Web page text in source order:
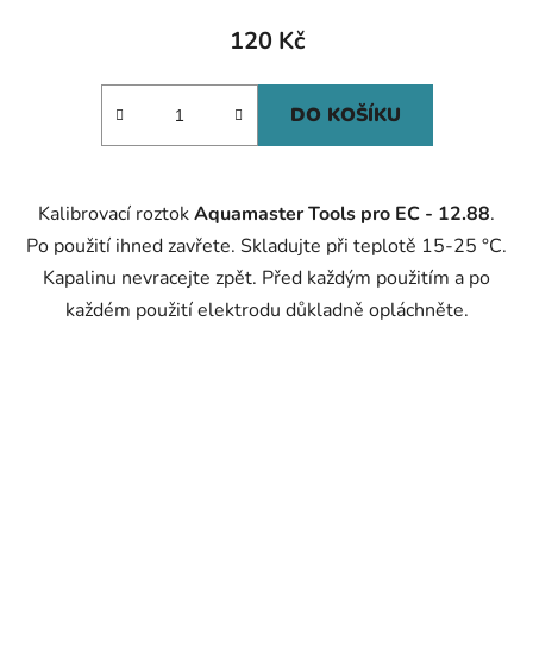
120 Kč
DO KOŠÍKU
Kalibrovací roztokAquamaster Tools pro EC - 12.88.
Po použití ihned zavřete. Skladujte při teplotě 15-25 °C.
Kapalinu nevracejte zpět. Před každým použitím a po
každém použití elektrodu důkladně opláchněte.